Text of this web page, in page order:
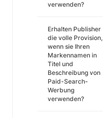
verwenden?
Erhalten Publisher
die volle Provision,
wenn sie Ihren
Markennamen in
Titel und
Beschreibung von
Paid-Search-
Werbung
verwenden?